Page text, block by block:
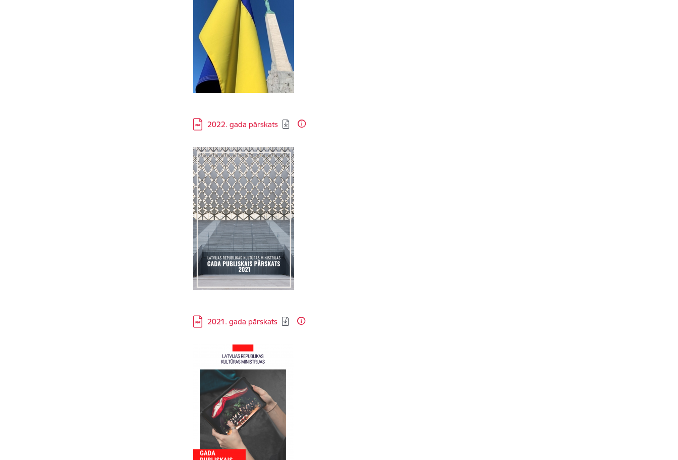
Lejupielādēt:
2022. gada pārskats
Lejupielādēt:
2021. gada pārskats